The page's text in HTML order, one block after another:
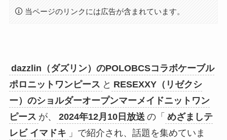
当ページのリンクには広告が含まれています。
dazzlin（ダズリン）のPOLOBCSコラボケーブル
ポロニットワンピース と RESEXXY（リゼクシ
ー）のショルダーオープンマーメイドニットワン
ピース が、 2024年12月10日放送 の「 めざましテ
レビ イマドキ 」で紹介され、話題を集めていま